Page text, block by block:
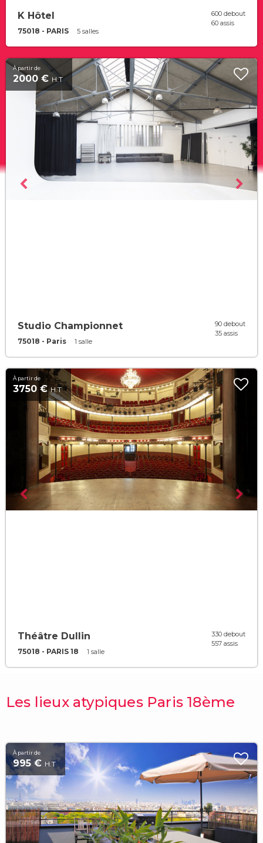
K Hôtel
75018 - PARIS 5 salles
600 debout
60 assis
À partir de
2000 € H.T
Studio Championnet
75018 - Paris 1 salle
90 debout
35 assis
À partir de
3750 €H.T
Théâtre Dullin
75018 - PARIS 18 1 salle
330 debout
557 assis
Les lieux atypiques Paris 18ème
À partir de
995 € H.T